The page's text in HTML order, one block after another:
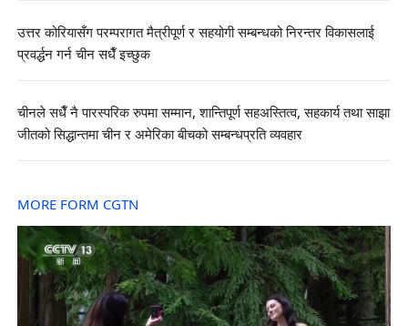
उत्तर कोरियासँग परम्परागत मैत्रीपूर्ण र सहयोगी सम्बन्धको निरन्तर विकासलाई
प्रवर्द्धन गर्न चीन सधैँ इच्छुक
चीनले सधैँ नै पारस्परिक रुपमा सम्मान, शान्तिपूर्ण सहअस्तित्व, सहकार्य तथा साझा
जीतको सिद्धान्तमा चीन र अमेरिका बीचको सम्बन्धप्रति व्यवहार
MORE FORM CGTN